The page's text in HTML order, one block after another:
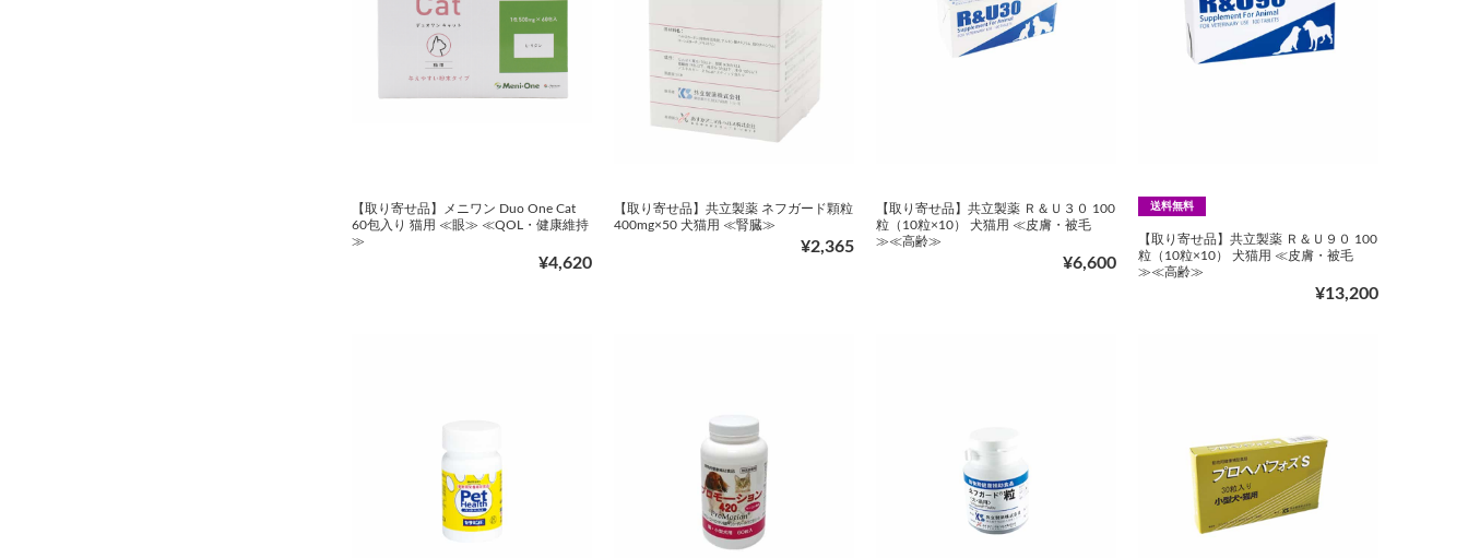
【取り寄せ品】メニワン Duo One Cat
60包入り 猫用 ≪眼≫ ≪QOL・健康維持
≫
¥4,620
【取り寄せ品】共立製薬 ネフガード顆粒
400mg×50 犬猫用 ≪腎臓≫
¥2,365
【取り寄せ品】共立製薬 Ｒ＆Ｕ３０ 100
粒（10粒×10） 犬猫用 ≪皮膚・被毛
≫≪高齢≫
¥6,600
送料無料
【取り寄せ品】共立製薬 Ｒ＆Ｕ９０ 100
粒（10粒×10） 犬猫用 ≪皮膚・被毛
≫≪高齢≫
¥13,200